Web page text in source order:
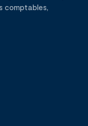
comptables,